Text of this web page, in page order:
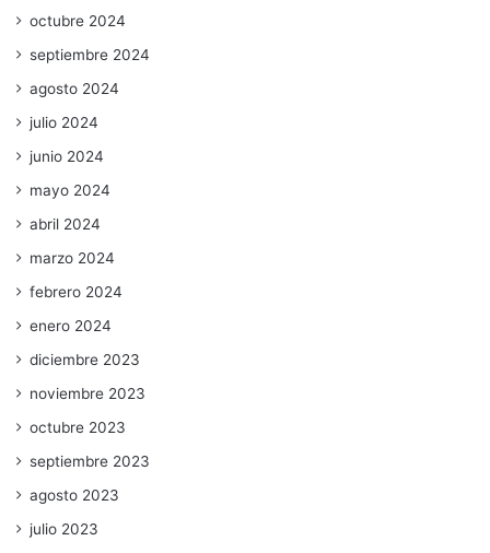
octubre 2024
septiembre 2024
agosto 2024
julio 2024
junio 2024
mayo 2024
abril 2024
marzo 2024
febrero 2024
enero 2024
diciembre 2023
noviembre 2023
octubre 2023
septiembre 2023
agosto 2023
julio 2023